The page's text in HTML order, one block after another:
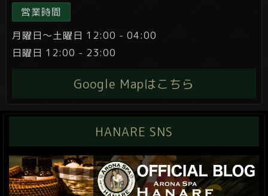
営業時間
月曜日～土曜日 12:00 - 04:00
日曜日 12:00 - 23:00
Google Mapはこちら
HANARE SNS